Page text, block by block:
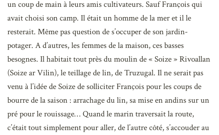
un coup de main à leurs amis cultivateurs. Sauf François qui
avait choisi son camp. Il était un homme de la mer et il le
resterait. Même pas question de s’occuper de son jardin-
potager. A d’autres, les femmes de la maison, ces basses
besognes. Il habitait tout près du moulin de « Soize » Rivoallan
(Soize ar Vilin), le teillage de lin, de Truzugal. Il ne serait pas
venu à l’idée de Soize de solliciter François pour les coups de
bourre de la saison : arrachage du lin, sa mise en andins sur un
pré pour le rouissage… Quand le marin traversait la route,
c’était tout simplement pour aller, de l’autre côté, s’accouder au